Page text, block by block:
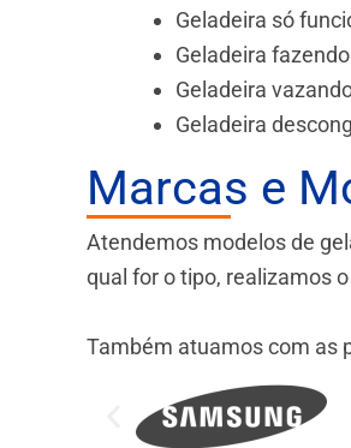
Geladeira só
Geladeira
Geladeira
Geladeira
Marcas e
Atendemos modelos de
qual for o tipo, realizamos
Também atuamos com as